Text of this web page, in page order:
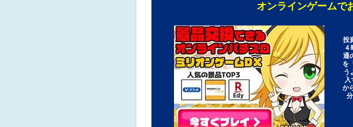
オンラインゲームで
投
通
を
う
入
か